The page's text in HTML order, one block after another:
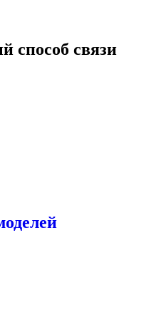
способ связи